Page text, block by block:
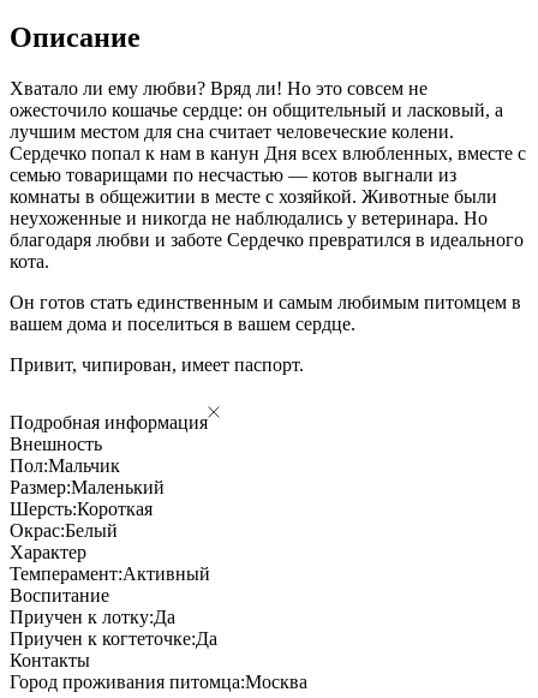
Описание
Хватало ли ему любви? Вряд ли! Но это совсем не
ожесточило кошачье сердце: он общительный и ласковый, а
лучшим местом для сна считает человеческие колени.
Сердечко попал к нам в канун Дня всех влюбленных, вместе с
семью товарищами по несчастью — котов выгнали из
комнаты в общежитии в месте с хозяйкой. Животные были
неухоженные и никогда не наблюдались у ветеринара. Но
благодаря любви и заботе Сердечко превратился в идеального
кота.
Он готов стать единственным и самым любимым питомцем в
вашем дома и поселиться в вашем сердце.
Привит, чипирован, имеет паспорт.
Подробная информация
Внешность
Пол:Мальчик
Размер:Маленький
Шерсть:Короткая
Окрас:Белый
Характер
Темперамент:Активный
Воспитание
Приучен к лотку:Да
Приучен к когтеточке:Да
Контакты
Город проживания питомца:Москва